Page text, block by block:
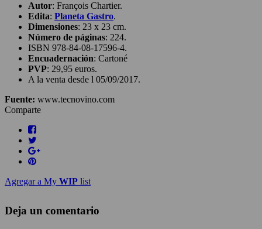
Autor: François Chartier.
Edita: Planeta Gastro.
Dimensiones: 23 x 23 cm.
Número de páginas: 224.
ISBN 978-84-08-17596-4.
Encuadernación: Cartoné
PVP: 29,95 euros.
A la venta desde l 05/09/2017.
Fuente: www.tecnovino.com
Comparte
Agregar a My WIP list
Deja un comentario